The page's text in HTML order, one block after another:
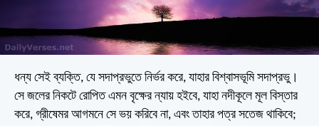
ধন্য সেই ব্যক্তি, যে সদাপ্রভুতে নির্ভর করে, যাহার বিশ্বাসভূমি সদাপ্রভু।
সে জলের নিকটে রোপিত এমন বৃক্ষের ন্যায় হইবে, যাহা নদীকূলে মূল বিস্তার
করে, গ্রীষেমর আগমনে সে ভয় করিবে না, এবং তাহার পত্র সতেজ থাকিবে;